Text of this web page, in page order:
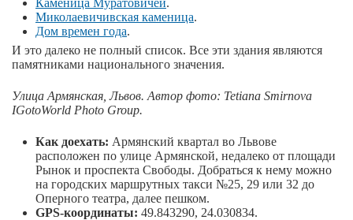
Каменица Муратовичей.
Миколаевичивская каменица.
Дом времен года.
И это далеко не полный список. Все эти здания являются
памятниками национального значения.
Улица Армянская, Львов. Автор фото: Tetiana Smirnova
IGotoWorld Photo Group.
Как доехать: Армянский квартал во Львове
расположен по улице Армянской, недалеко от площади
Рынок и проспекта Свободы. Добраться к нему можно
на городских маршрутных такси №25, 29 или 32 до
Оперного театра, далее пешком.
GPS-координаты: 49.843290, 24.030834.